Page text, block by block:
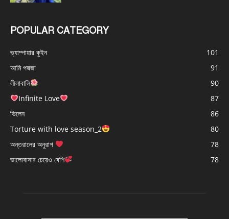
POPULAR CATEGORY
ভ্যাম্পায়ার কুইন
101
আমি পদ্মজা
91
লীলাবালি
90
Infinite Love
87
ভিলেন
86
Torture with love season_2
80
অন্তরালের অনুরাগ
78
ভালোবাসার চেয়েও বেশি
78